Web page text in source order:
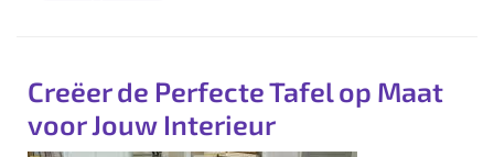
Creëer de Perfecte Tafel op Maat
voor Jouw Interieur